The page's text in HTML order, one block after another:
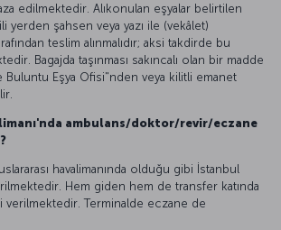
edilmektedir. Alıkonulan eşyalar belirtilen
yerden şahsen veya yazı ile (vekâlet)
teslim alınmalıdır; aksi takdirde bu
Bagajda taşınması sakıncalı olan bir madde
Buluntu Eşya Ofisi"nden veya kilitli emanet
ambulans/doktor/revir/eczane
havalimanında olduğu gibi İstanbul
Hem giden hem de transfer katında
verilmektedir. Terminalde eczane de